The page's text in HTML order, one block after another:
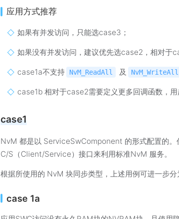
应用方式推荐
如果有并发访问，只能选case3；
如果没有并发访问，建议优先选case2，相对于
case1a不支持 NvM_ReadAll ​ 及 NvM_WriteAll
case1b 相对于case2需要定义更多回调函数，用
case1
NvM 都是以 ServiceSwComponent 的形式配置的
C/S（Client/Service）接口来利用标准NvM 服务。
根据所使用的 NvM 块同步类型，上述用例可进一步分
case 1a